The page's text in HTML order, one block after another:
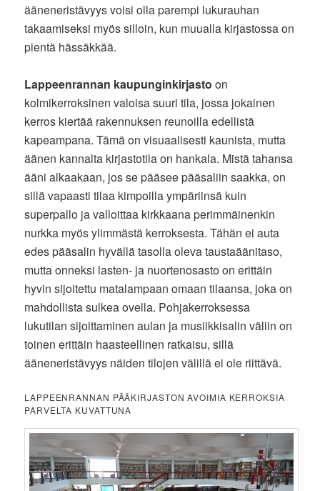
ääneneristävyys voisi olla parempi lukurauhan
takaamiseksi myös silloin, kun muualla kirjastossa on
pientä hässäkkää.
Lappeenrannan kaupunginkirjasto on
kolmikerroksinen valoisa suuri tila, jossa jokainen
kerros kiertää rakennuksen reunoilla edellistä
kapeampana. Tämä on visuaalisesti kaunista, mutta
äänen kannalta kirjastotila on hankala. Mistä tahansa
ääni alkaakaan, jos se pääsee pääsaliin saakka, on
sillä vapaasti tilaa kimpoilla ympäriinsä kuin
superpallo ja valloittaa kirkkaana perimmäinenkin
nurkka myös ylimmästä kerroksesta. Tähän ei auta
edes pääsalin hyvällä tasolla oleva taustaäänitaso,
mutta onneksi lasten- ja nuortenosasto on erittäin
hyvin sijoitettu matalampaan omaan tilaansa, joka on
mahdollista sulkea ovella. Pohjakerroksessa
lukutilan sijoittaminen aulan ja musiikkisalin väliin on
toinen erittäin haasteellinen ratkaisu, sillä
ääneneristävyys näiden tilojen välillä ei ole riittävä.
LAPPEENRANNAN PÄÄKIRJASTON AVOIMIA KERROKSIA
PARVELTA KUVATTUNA